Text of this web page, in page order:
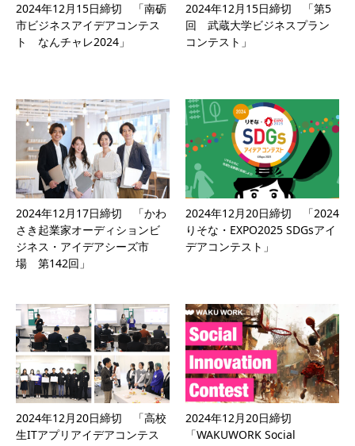
2024年12月15日締切 「南砺
市ビジネスアイデアコンテス
ト なんチャレ2024」
2024年12月15日締切 「第5
回 武蔵大学ビジネスプラン
コンテスト」
2024年12月17日締切 「かわ
さき起業家オーディションビ
ジネス・アイデアシーズ市
場 第142回」
2024年12月20日締切 「2024
りそな・EXPO2025 SDGsアイ
デアコンテスト」
2024年12月20日締切 「高校
生ITアプリアイデアコンテス
2024年12月20日締切
「WAKUWORK Social